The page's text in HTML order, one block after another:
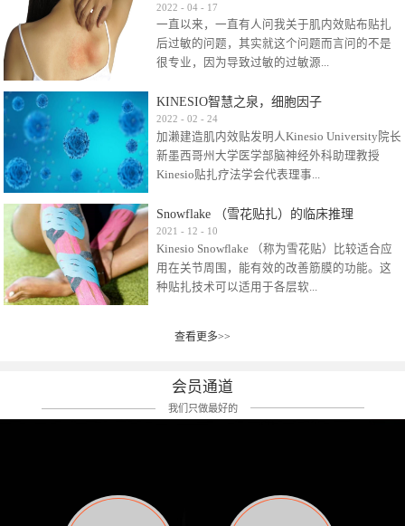
2022 - 04 - 17
一直以来，一直有人问我关于肌内效贴布贴扎
后过敏的问题，其实就这个问题而言问的不是
很专业，因为导致过敏的过敏源...
很多，比如试穿件衣服有时都会过敏，特定条
件下吃东西有时也会过敏，难道不吃不穿了？
其他品牌的在此我们不予评价，就KINESIO肌内
效贴布来说，40多年的研究开发制造肌内效贴
比如我本人，几乎天天接触KINESIO肌内效，无
论从皮肤适应性还是本人皮肤本身就不属于不
易过敏的那种，基本不会有过敏瘙痒的情况。
但是，当身体不适、休息不好、持续紧张等特
殊因素的影响下，有时还是会出现瘙痒过敏的
前后后居家近30天左右，感觉日子都日夜颠倒
痛影响走路。当天疼痛部贴了EDF和胃十字，膝
关节贴了半月板贴布。第2天第12肋部的EDF和
消失，贴布也没有出现进一步瘙痒过敏。而膝
关节的半月板贴布张力用的100%，但自始至终
KINESIO智慧之泉，细胞因子
2022 - 02 - 24
加濑建造肌内效贴发明人Kinesio University院长
新墨西哥州大学医学部脑神经外科助理教授
Kinesio贴扎疗法学会代表理事...
Kinesio Taping Association International
（KTAI）名誉会长 身体具有免疫、疼痛、细胞
破坏、发热、修复、增殖、再生等自然愈合能
力。 多作为细胞因子存在于皮肤表皮、真皮、
扎疗法）的效果是通过创造一个环境，使每种
以激发身体的自然愈合能力。 通常，药物会削
弱细胞因子的作用，单方面还会引起副作用的
症状。 与此相比，Kinesio肌内效贴创造了细
的控制仍有许多未知。 细胞因子是一种酵素，
各种各样的酵素起着适当的作用，为细胞创造
Snowflake （雪花贴扎）的临床推理
2021 - 12 - 10
Kinesio Snowflake （称为雪花贴）比较适合应
用在关节周围，能有效的改善筋膜的功能。这
种贴扎技术可以适用于各层软...
组织:肌肉，肌腱，韧带（主要围绕有问题的关
状，而是指贴布本身很重量，以及贴布刺激的
类型。贴布的应用充分利用了体内由间质液组
成的自然流体力学的流体层。这种轻微的刺激
间，还可以在单片贴布上提供支持和深度刺
激。通过对间质液的适当控制，可以连接皮下
查看更多>>
会员通道
我们只做最好的